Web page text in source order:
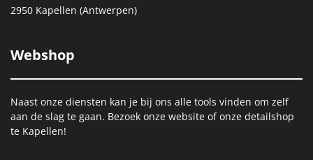
2950 Kapellen (Antwerpen)
Webshop
Naast onze diensten kan je bij ons alle tools vinden om zelf
aan de slag te gaan. Bezoek onze website of onze detailshop
te Kapellen!